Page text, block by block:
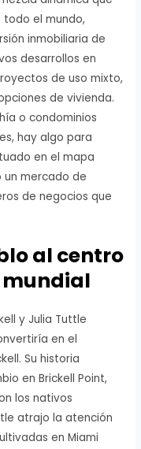
el mundo,
inmobiliaria de
desarrollos en
de uso mixto,
de vivienda.
o condominios
hay algo para
en el mapa
un mercado de
de negocios que
al centro
mundial
y Julia Tuttle
en el
Su historia
en Brickell Point,
los nativos
atrajo la atención
en Miami